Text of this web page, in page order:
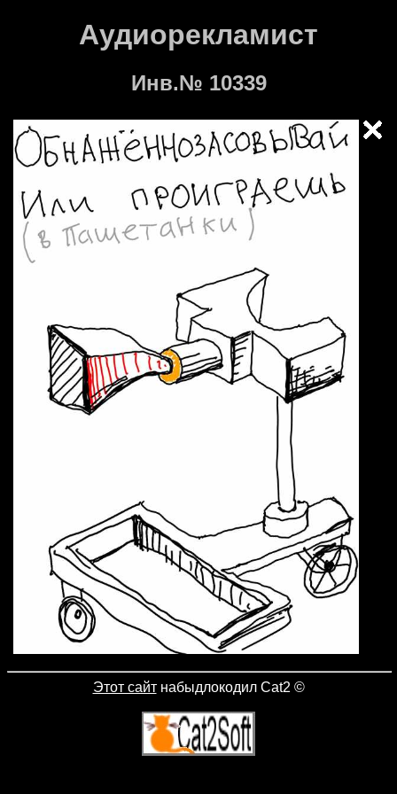
Аудиорекламист
Инв.№ 10339
Этот сайтнабыдлокодил Cat2 ©